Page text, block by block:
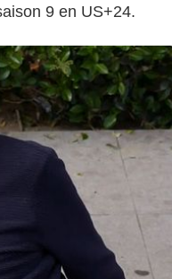
9 en US+24.